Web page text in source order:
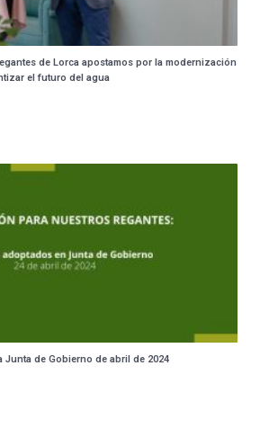
de Lorca apostamos por la modernización
el futuro del agua
de Gobierno de abril de 2024